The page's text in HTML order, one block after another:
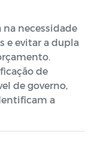
na necessidade
e evitar a dupla
de
de governo,
a